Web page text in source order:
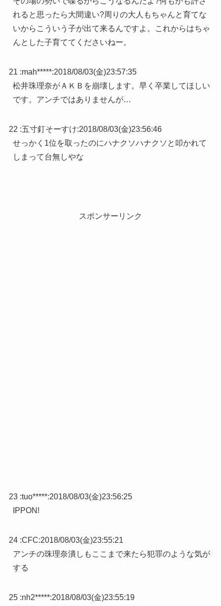
れると思ったら大間違い?周りの大人もちゃんと育てな
いからこういう子が出て来るんですよ。これからはちゃ
んとした子育ててくださいねー。
21 :mah*****:2018/08/03(金)23:57:35
松井珠理奈がＡＫＢを崩壊します。早く卒業してほしい
です。アンチではありませんが…
22 :五寸釘そーすけ:2018/08/03(金)23:56:46
せっかく1位を取ったのにハナクソハナクソと叩かれて
しまって台無しやな
スポンサーリンク
23 :tuo*****:2018/08/03(金)23:56:25
IPPON!
24 :CFC:2018/08/03(金)23:55:21
アンチの珠理奈潰しもここまで来たら犯罪のような気が
する
25 :nh2*****:2018/08/03(金)23:55:19